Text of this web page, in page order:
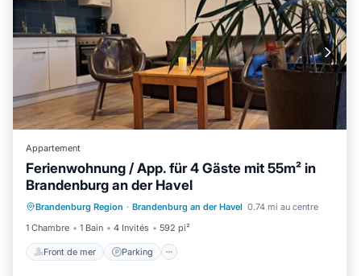
Appartement
Ferienwohnung / App. für 4 Gäste mit 55m² in
Brandenburg an der Havel
Brandenburg Region · Brandenburg an der Havel 0.74 mi au centre
1 Chambre
1 Bain 4 Invités 592 pi²
Front de mer Parking
Front de mer
Parking
Vue sur l’océan
Vue